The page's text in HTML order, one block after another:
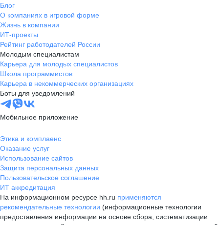
Блог
О компаниях в игровой форме
Жизнь в компании
ИТ-проекты
Рейтинг работодателей России
Молодым специалистам
Карьера для молодых специалистов
Школа программистов
Карьера в некоммерческих организациях
Боты для уведомлений
Мобильное приложение
Этика и комплаенс
Оказание услуг
Использование сайтов
Защита персональных данных
Пользовательское соглашение
ИТ аккредитация
На информационном ресурсе hh.ru применяются
рекомендательные технологии (информационные технологии
предоставления информации на основе сбора, систематизации